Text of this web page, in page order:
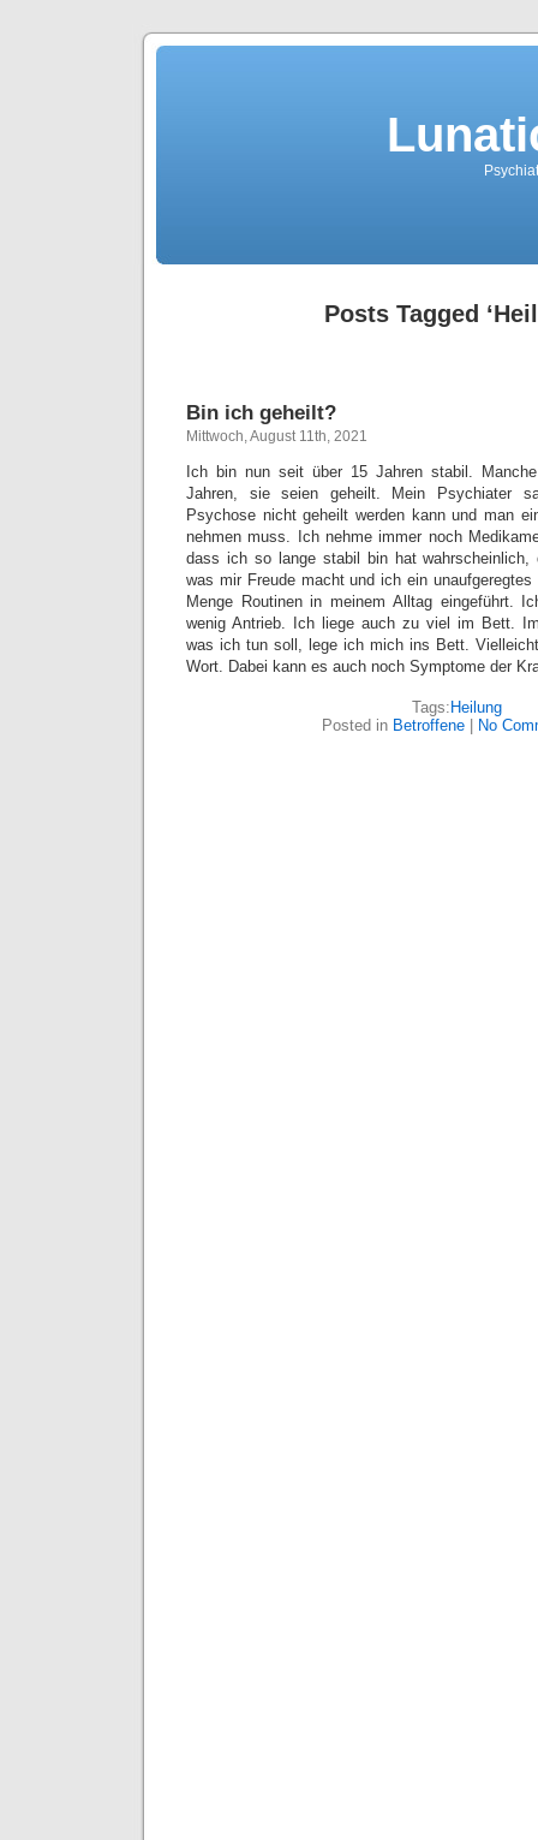
Posts Tagged
Bin ich geheilt?
Mittwoch, August 11th, 2021
Ich bin nun seit über 15 Jahren stabil.
Jahren, sie seien geheilt. Mein Psychiater
Psychose nicht geheilt werden kann und man
nehmen muss. Ich nehme immer noch
dass ich so lange stabil bin hat
was mir Freude macht und ich ein
Menge Routinen in meinem Alltag eingeführt.
wenig Antrieb. Ich liege auch zu viel im Bett.
was ich tun soll, lege ich mich ins Bett.
Wort. Dabei kann es auch noch Symptome der
Tags: Heilung
Posted in Betroffene No